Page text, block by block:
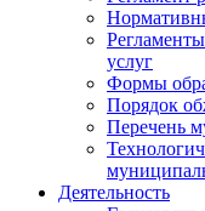
услуг
Формы
Порядок
Перечень
Деятельность